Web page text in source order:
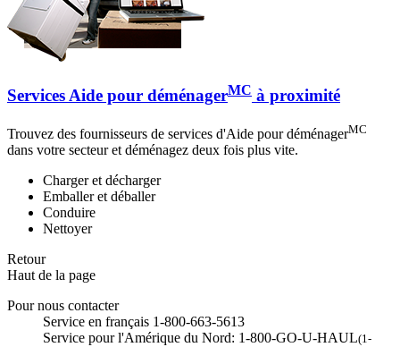
Services Aide pour déménagerMC à proximité
Trouvez des fournisseurs de services d'Aide pour déménagerMC
dans votre secteur et déménagez deux fois plus vite.
Charger et décharger
Emballer et déballer
Conduire
Nettoyer
Retour
Haut de la page
Pour nous contacter
Service en français 1-800-663-5613
Service pour l'Amérique du Nord: 1-800-GO-U-HAUL(1-